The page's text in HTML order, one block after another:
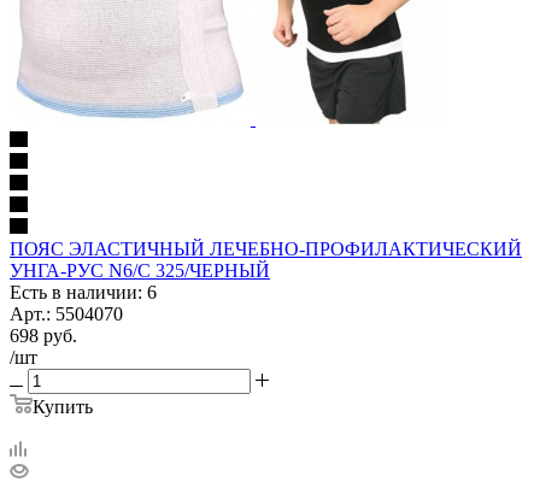
ПОЯС ЭЛАСТИЧНЫЙ ЛЕЧЕБНО-ПРОФИЛАКТИЧЕСКИЙ
УНГА-РУС N6/С 325/ЧЕРНЫЙ
Есть в наличии: 6
Арт.: 5504070
698 руб.
/шт
Купить